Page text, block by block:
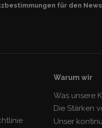
für den
Warum wir
Was unsere
Die Stärken
Unser